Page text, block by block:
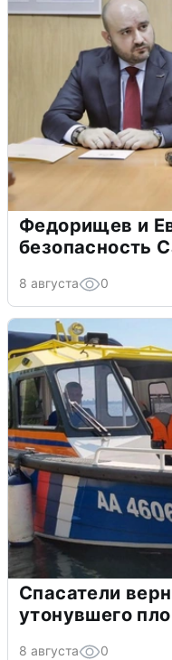
Федорищев и
безопасность
8 августа 0
Спасатели
утонувшего
8 августа 0